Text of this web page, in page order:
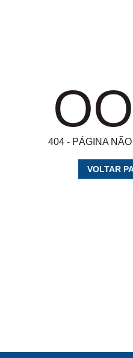
404 - PÁGINA
VOLTAR